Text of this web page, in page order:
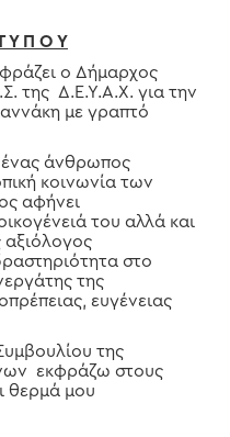
Υ Π Ο Υ
ο Δήμαρχος
της Δ.Ε.Υ.Α.Χ. για την
με γραπτό
άνθρωπος
κοινωνία των
αφήνει
του αλλά και
αξιόλογος
στο
της
ευγένειας
της
εκφράζω στους
θερμά μου